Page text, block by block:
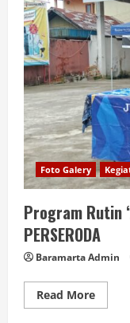
Foto Galery
Program Rutin
PERSERODA
Baramarta Admin
Read More